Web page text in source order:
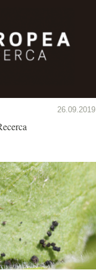
26.09.2019